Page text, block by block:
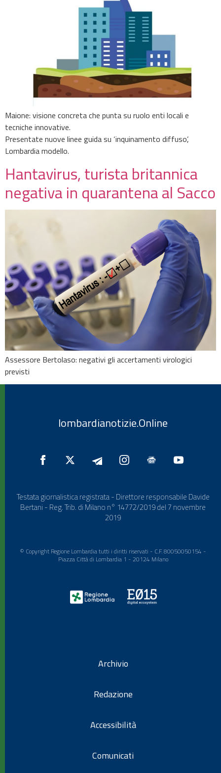
Maione: visione concreta che punta su ruolo enti locali e
tecniche innovative.
Presentate nuove linee guida su ‘inquinamento diffuso’,
Lombardia modello.
Hantavirus, turista britannica
negativa in quarantena al Sacco
Assessore Bertolaso: negativi gli accertamenti virologici
previsti
lombardianotizie.Online
Testata giornalistica registrata - Direttore responsabile Davide
Bertani - Reg. Trib. di Milano n° 14772/2019 del 7 novembre
2019
© Copyright Regione Lombardia tutti i diritti riservati - C.F. 80050050154 -
Piazza Città di Lombardia 1 - 20124 Milano
Archivio
Redazione
Accessibilità
Comunicati